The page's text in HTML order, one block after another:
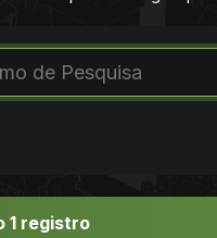
1 registro